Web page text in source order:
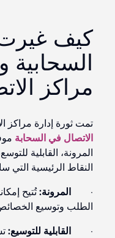
كيف
مراكز
تمت ثورة إدارة مراكز
الاتصال في السحابة
المرونة، القابلية
النقاط الرئيسية
· المرونة:تُتيح
الطلب وتوسيع الخصائص
· القابلية للتوسيع: